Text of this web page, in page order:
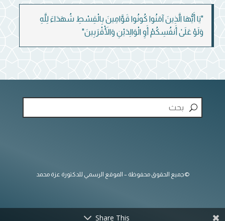
"يَا أَيُّهَا الَّذِينَ آمَنُوا كُونُوا قَوَّامِينَ بِالْقِسْطِ شُهَدَاءَ لِلَّهِ
وَلَوْ عَلَىٰ أَنفُسِكُمْ أَوِ الْوَالِدَيْنِ وَالْأَقْرَبِينَ"
©جميع الحقوق محفوظة – الموقع الرسمي للدكتورة عزة محمد
Share This